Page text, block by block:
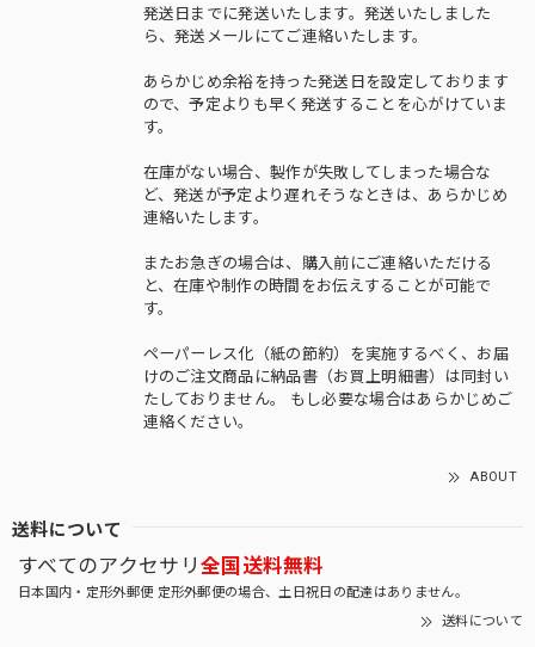
発送日までに発送いたします。発送いたしました
ら、発送メールにてご連絡いたします。
あらかじめ余裕を持った発送日を設定しております
ので、予定よりも早く発送することを心がけていま
す。
在庫がない場合、製作が失敗してしまった場合な
ど、発送が予定より遅れそうなときは、あらかじめ
連絡いたします。
またお急ぎの場合は、購入前にご連絡いただける
と、在庫や制作の時間をお伝えすることが可能で
す。
ペーパーレス化（紙の節約）を実施するべく、お届
けのご注文商品に納品書（お買上明細書）は同封い
たしておりません。 もし必要な場合はあらかじめご
連絡ください。
ABOUT
送料について
すべてのアクセサリ 全国送料無料
日本国内・定形外郵便 定形外郵便の場合、土日祝日の配達はありません。
送料について